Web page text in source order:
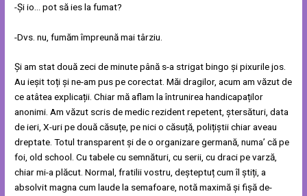
-Și io… pot să ies la fumat?
-Dvs. nu, fumăm împreună mai târziu.
Și am stat două zeci de minute până s-a strigat bingo și pixurile jos.
Au ieșit toți și ne-am pus pe corectat. Măi dragilor, acum am văzut de
ce atâtea explicații. Chiar mă aflam la întrunirea handicapaților
anonimi. Am văzut scris de medic rezident repetent, ștersături, data
de ieri, X-uri pe două căsuțe, pe nici o căsuță, polițiștii chiar aveau
dreptate. Totul transparent și de o organizare germană, numa’ că pe
foi, old school. Cu tabele cu semnături, cu serii, cu draci pe varză,
chiar mi-a plăcut. Normal, fratilii vostru, deșteptuț cum îl știți, a
absolvit magna cum laude la semafoare, notă maximă și fișă de-